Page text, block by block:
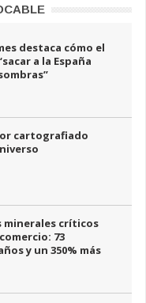
destaca cómo el
a la España
cartografiado
minerales críticos
73
y un 350% más